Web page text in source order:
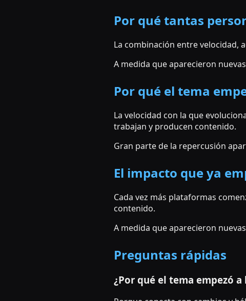
Por qué tantas
La combinación entre velocidad,
A medida que aparecieron
Por qué el tema
La velocidad con la que
trabajan y producen contenido.
Gran parte de la repercusión
El impacto que ya
Cada vez más plataformas
contenido.
A medida que aparecieron
Preguntas rápidas
¿Por qué el tema empezó